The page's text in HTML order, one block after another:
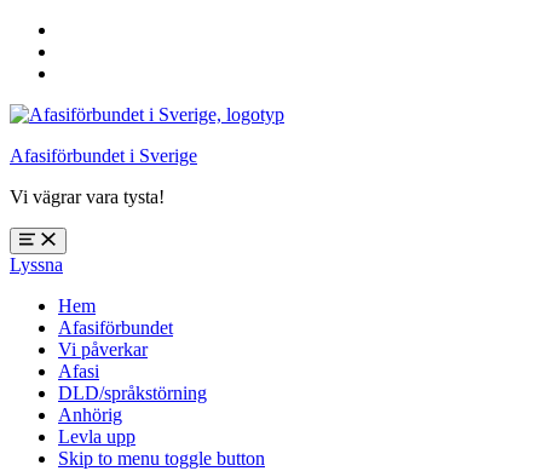
sidfoten
Afasiförbundet i Sverige
Vi vägrar vara tysta!
Öppna
meny:
%s
Lyssna
Hem
Afasiförbundet
Vi påverkar
Afasi
DLD/språkstörning
Anhörig
Levla upp
Skip to menu toggle button